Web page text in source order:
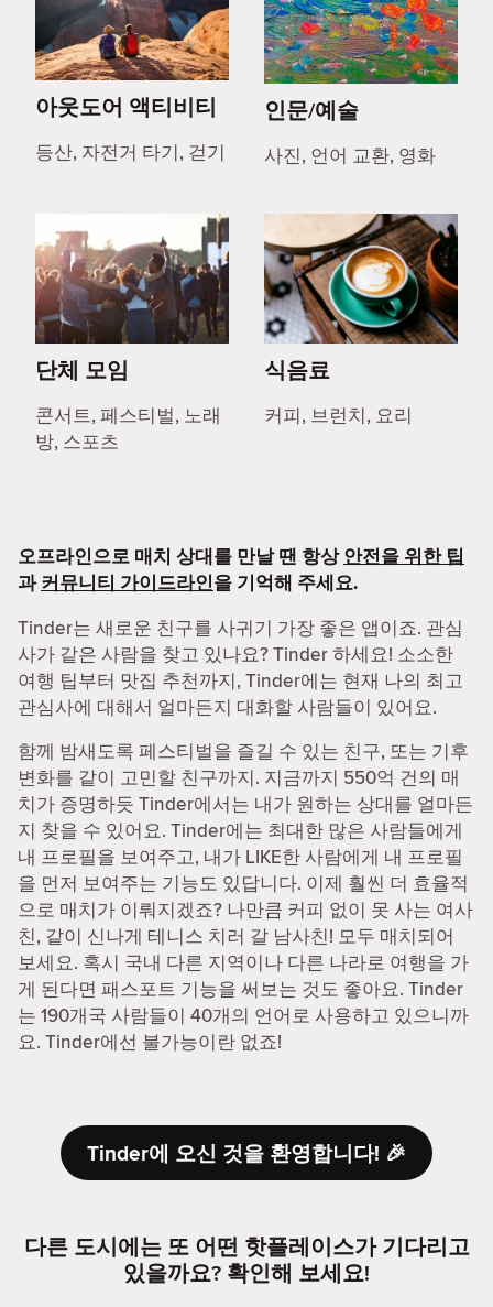
아웃도어 액티비티
등산, 자전거 타기, 걷기
인문/예술
사진, 언어 교환, 영화
단체 모임
콘서트, 페스티벌, 노래
방, 스포츠
식음료
커피, 브런치, 요리
오프라인으로 매치 상대를 만날 땐 항상안전을 위한 팁
과커뮤니티 가이드라인을 기억해 주세요.
Tinder는 새로운 친구를 사귀기 가장 좋은 앱이죠. 관심
사가 같은 사람을 찾고 있나요? Tinder 하세요! 소소한
여행 팁부터 맛집 추천까지, Tinder에는 현재 나의 최고
관심사에 대해서 얼마든지 대화할 사람들이 있어요.
함께 밤새도록 페스티벌을 즐길 수 있는 친구, 또는 기후
변화를 같이 고민할 친구까지. 지금까지 550억 건의 매
치가 증명하듯 Tinder에서는 내가 원하는 상대를 얼마든
지 찾을 수 있어요. Tinder에는 최대한 많은 사람들에게
내 프로필을 보여주고, 내가 LIKE한 사람에게 내 프로필
을 먼저 보여주는 기능도 있답니다. 이제 훨씬 더 효율적
으로 매치가 이뤄지겠죠? 나만큼 커피 없이 못 사는 여사
친, 같이 신나게 테니스 치러 갈 남사친! 모두 매치되어
보세요. 혹시 국내 다른 지역이나 다른 나라로 여행을 가
게 된다면 패스포트 기능을 써보는 것도 좋아요. Tinder
는 190개국 사람들이 40개의 언어로 사용하고 있으니까
요. Tinder에선 불가능이란 없죠!
Tinder에 오신 것을 환영합니다! 🎉
다른 도시에는 또 어떤 핫플레이스가 기다리고
있을까요? 확인해 보세요!